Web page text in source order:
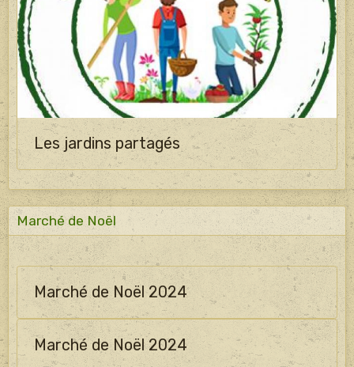
Les jardins partagés
Marché de Noël
Marché de Noël 2024
Marché de Noël 2024